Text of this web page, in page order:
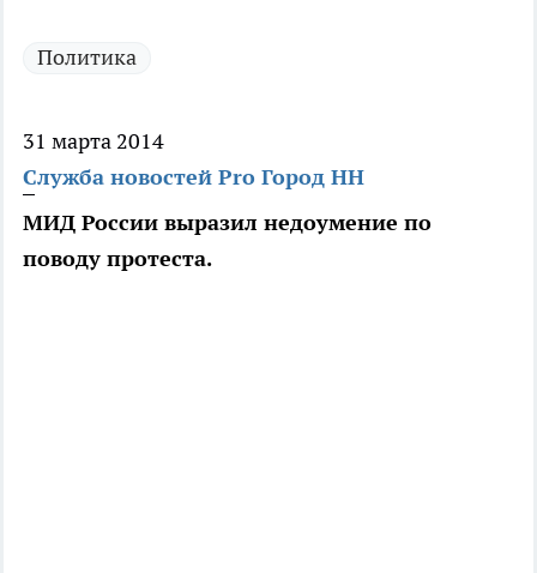
Политика
31 марта 2014
Служба новостей Pro Город НН
МИД России выразил недоумение по
поводу протеста.